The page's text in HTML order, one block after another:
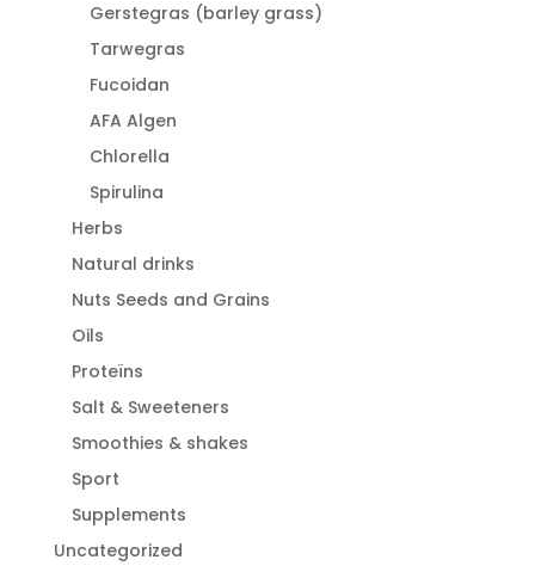
Gerstegras (barley grass)
Tarwegras
Fucoidan
AFA Algen
Chlorella
Spirulina
Herbs
Natural drinks
Nuts Seeds and Grains
Oils
Proteïns
Salt & Sweeteners
Smoothies & shakes
Sport
Supplements
Uncategorized